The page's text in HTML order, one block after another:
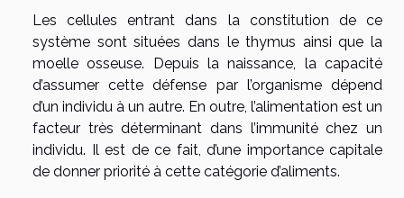
Les cellules entrant dans la constitution de ce
système sont situées dans le thymus ainsi que la
moelle osseuse. Depuis la naissance, la capacité
d’assumer cette défense par l’organisme dépend
d’un individu à un autre. En outre, l’alimentation est un
facteur très déterminant dans l’immunité chez un
individu. Il est de ce fait, d’une importance capitale
de donner priorité à cette catégorie d’aliments.